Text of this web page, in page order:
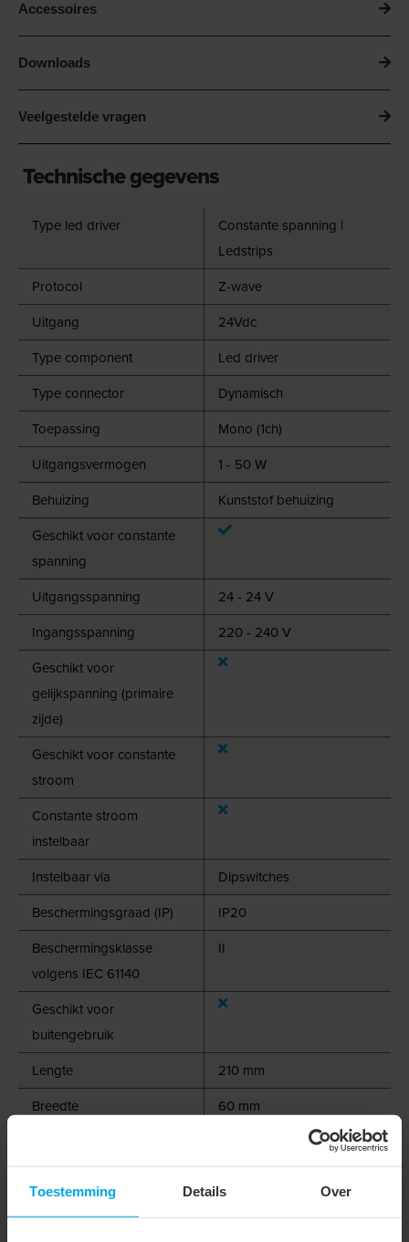
Toestemming Details Over
Accessoires
Downloads
Veelgestelde vragen
Technische gegevens
Type led driver
Constante spanning |
Ledstrips
Protocol
Z-wave
Uitgang
24Vdc
Type component
Led driver
Type connector
Dynamisch
Toepassing
Mono (1ch)
Uitgangsvermogen
1 - 50 W
Behuizing
Kunststof behuizing
Geschikt voor constante
spanning
Uitgangsspanning
24 - 24 V
Ingangsspanning
220 - 240 V
Geschikt voor
gelijkspanning (primaire
zijde)
Geschikt voor constante
stroom
Constante stroom
instelbaar
Instelbaar via
Dipswitches
Beschermingsgraad (IP)
IP20
Beschermingsklasse
volgens IEC 61140
II
Geschikt voor
buitengebruik
Lengte
210 mm
Breedte
60 mm
Omgevingstemperatuur
-20 - 45 °C